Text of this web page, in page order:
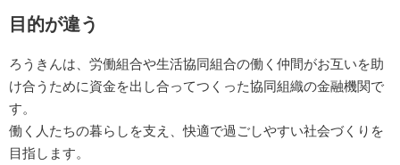
目的が違う
ろうきんは、労働組合や生活協同組合の働く仲間がお互いを助
け合うために資金を出し合ってつくった協同組織の金融機関で
す。
働く人たちの暮らしを支え、快適で過ごしやすい社会づくりを
目指します。